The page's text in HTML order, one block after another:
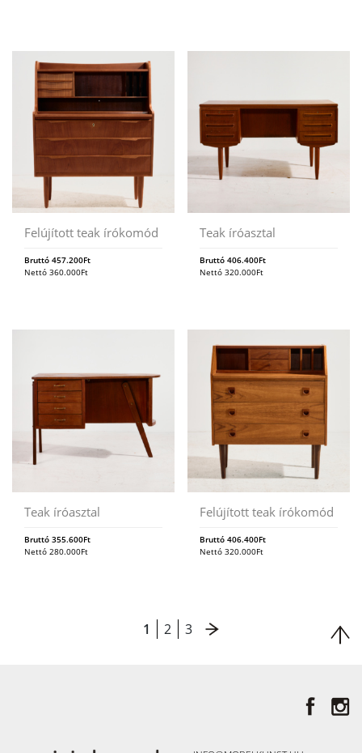
Felújított teak írókomód
Bruttó 457.200Ft
Nettó 360.000Ft
Teak íróasztal
Bruttó406.400Ft
Nettó320.000Ft
Teak íróasztal
Bruttó 355.600Ft
Nettó 280.000Ft
Felújított teak írókomód
Bruttó406.400Ft
Nettó320.000Ft
1 2 3